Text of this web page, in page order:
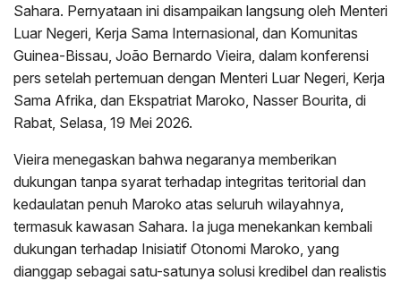
Sahara. Pernyataan ini disampaikan langsung oleh Menteri
Luar Negeri, Kerja Sama Internasional, dan Komunitas
Guinea-Bissau, João Bernardo Vieira, dalam konferensi
pers setelah pertemuan dengan Menteri Luar Negeri, Kerja
Sama Afrika, dan Ekspatriat Maroko, Nasser Bourita, di
Rabat, Selasa, 19 Mei 2026.
Vieira menegaskan bahwa negaranya memberikan
dukungan tanpa syarat terhadap integritas teritorial dan
kedaulatan penuh Maroko atas seluruh wilayahnya,
termasuk kawasan Sahara. Ia juga menekankan kembali
dukungan terhadap Inisiatif Otonomi Maroko, yang
dianggap sebagai satu-satunya solusi kredibel dan realistis